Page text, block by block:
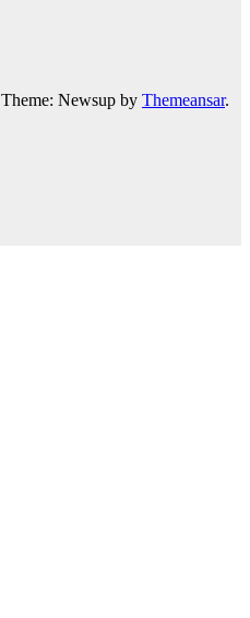
Theme: Newsup by Themeansar.